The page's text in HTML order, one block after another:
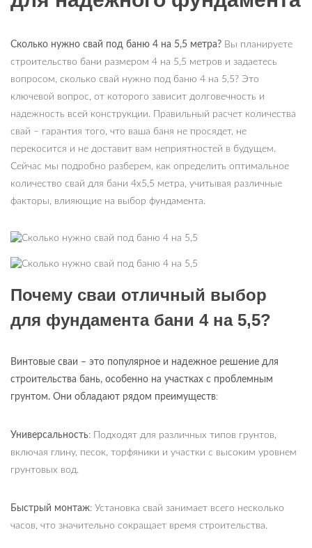
Сколько нужно свай под баню 4 на 5,5 метра? Вы планируете
строительство бани размером 4 на 5,5 метров и задаетесь
вопросом, сколько свай нужно под баню 4 на 5,5? Это
ключевой вопрос, от которого зависит долговечность и
надежность всей конструкции. Правильный расчет количества
свай – гарантия того, что ваша баня не просядет, не
перекосится и не доставит вам неприятностей в будущем.
Сейчас мы подробно разберем, как определить оптимальное
количество свай для бани 4х5,5 метра, учитывая различные
факторы, влияющие на выбор фундамента.
Почему сваи отличный выбор
для фундамента бани 4 на 5,5?
Винтовые сваи – это популярное и надежное решение для
строительства бань, особенно на участках с проблемным
грунтом. Они обладают рядом преимуществ:
Универсальность: Подходят для различных типов грунтов,
включая глину, песок, торфяники и участки с высоким уровнем
грунтовых вод.
Быстрый монтаж: Установка свай занимает всего несколько
часов, что значительно сокращает время строительства.